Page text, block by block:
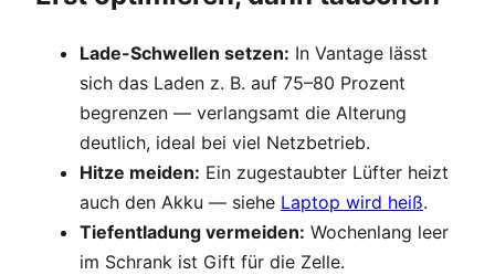
Lade-Schwellen setzen: In Vantage lässt
sich das Laden z. B. auf 75–80 Prozent
begrenzen — verlangsamt die Alterung
deutlich, ideal bei viel Netzbetrieb.
Hitze meiden: Ein zugestaubter Lüfter heizt
auch den Akku — siehe Laptop wird heiß.
Tiefentladung vermeiden: Wochenlang leer
im Schrank ist Gift für die Zelle.